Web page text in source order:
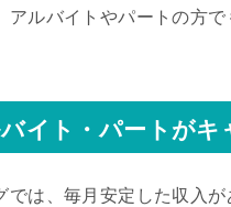
アルバイトやパートの方
イト・パートがキ
では、毎月安定した収入